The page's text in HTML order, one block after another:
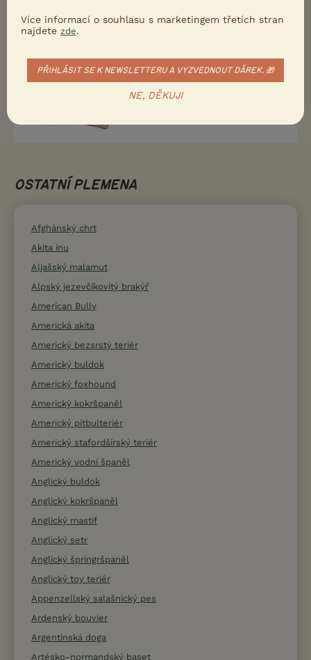
OSTATNÍ PLEMENA
Afghánský chrt
Akita inu
Aljašský malamut
Alpský jezevčíkovitý brakýř
American Bully
Americká akita
Americký bezsrstý teriér
Americký buldok
Americký foxhound
Americký kokršpaněl
Americký pitbulteriér
Americký stafordšírský teriér
Americký vodní španěl
Anglický buldok
Anglický kokršpaněl
Anglický mastif
Anglický setr
Anglický špringršpaněl
Anglický toy teriér
Appenzellský salašnický pes
Ardenský bouvier
Argentinská doga
Artésko-normandský baset
Více informací o souhlasu s marketingem třetích stran
najdete zde.
PŘIHLÁSIT SE K NEWSLETTERU A VYZVEDNOUT DÁREK. 🎁
NE, DĚKUJI